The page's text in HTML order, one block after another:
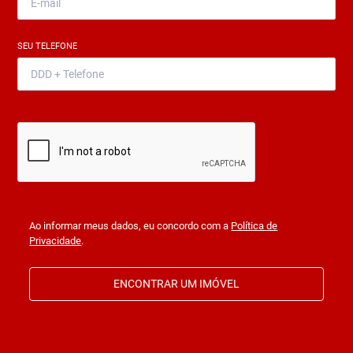
SEU TELEFONE
Ao informar meus dados, eu concordo com a Política de
Privacidade.
ENCONTRAR UM IMÓVEL